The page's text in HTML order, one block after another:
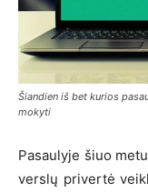
Šiandien iš bet kurios
mokyti
Pasaulyje šiuo
verslų privertė